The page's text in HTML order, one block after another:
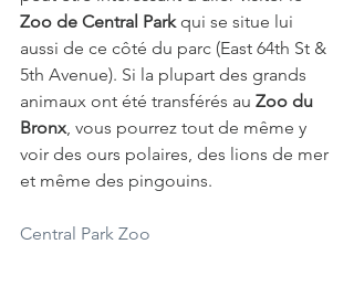
Zoo de Central Park qui se situe lui
aussi de ce côté du parc (East 64th St &
5th Avenue). Si la plupart des grands
animaux ont été transférés au Zoo du
Bronx, vous pourrez tout de même y
voir des ours polaires, des lions de mer
et même des pingouins.
Central Park Zoo